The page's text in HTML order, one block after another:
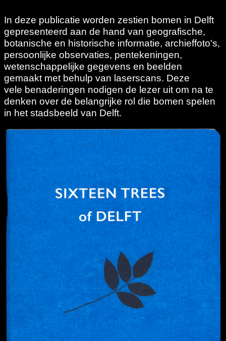
In deze publicatie worden zestien bomen in Delft
gepresenteerd aan de hand van geografische,
botanische en historische informatie, archieffoto's,
persoonlijke observaties, pentekeningen,
wetenschappelijke gegevens en beelden
gemaakt met behulp van laserscans. Deze
vele benaderingen nodigen de lezer uit om na te
denken over de belangrijke rol die bomen spelen
in het stadsbeeld van Delft.